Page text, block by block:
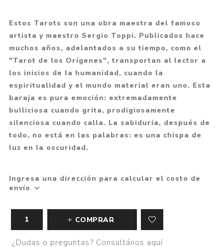
Estos Tarots son una obra maestra del famoso
artista y maestro Sergio Toppi. Publicados hace
muchos años, adelantados a su tiempo, como el
"Tarot de los Orígenes", transportan al lector a
los inicios de la humanidad, cuando la
espiritualidad y el mundo material eran uno. Esta
baraja es pura emoción: extremadamente
bulliciosa cuando grita, prodigiosamente
silenciosa cuando calla. La sabiduría, después de
todo, no está en las palabras: es una chispa de
luz en la oscuridad.
Ingresa una dirección para calcular el costo de
envío
COMPRAR
¿Dudas o preguntas? Consultános aquí